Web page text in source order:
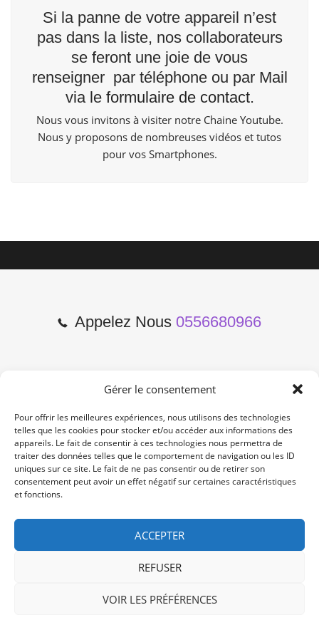
Gérer le consentement
Pour offrir les meilleures expériences, nous utilisons des technologies
telles que les cookies pour stocker et/ou accéder aux informations des
appareils. Le fait de consentir à ces technologies nous permettra de
traiter des données telles que le comportement de navigation ou les ID
uniques sur ce site. Le fait de ne pas consentir ou de retirer son
consentement peut avoir un effet négatif sur certaines caractéristiques
et fonctions.
ACCEPTER
REFUSER
VOIR LES PRÉFÉRENCES
Si la panne de votre appareil n’est
pas dans la liste, nos collaborateurs
se feront une joie de vous
renseigner par téléphone ou par Mail
via le formulaire de contact.
Nous vous invitons à visiter notre Chaine Youtube.
Nous y proposons de nombreuses vidéos et tutos
pour vos Smartphones.
Appelez Nous 0556680966
2 Cours de l'Yser 33800
Bordeaux
Lun-Samedi: 10:00 -19:00
Non Stop
/ /